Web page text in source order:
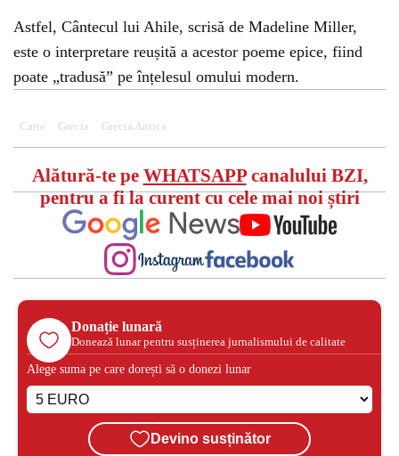
Astfel, Cântecul lui Ahile, scrisă de Madeline Miller,
este o interpretare reușită a acestor poeme epice, fiind
poate „tradusă” pe înțelesul omului modern.
Carte Grecia Grecia Antica
Alătură-te pe WHATSAPPcanalului BZI,
pentru a fi la curent cu cele mai noi știri
Donație lunară
Donează lunar pentru susținerea jurnalismului de calitate
Alege suma pe care dorești să o donezi lunar
Devino susținător